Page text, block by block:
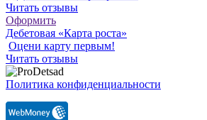
Читать отзывы
Оформить
Дебетовая «Карта роста»
Оцени карту первым!
Читать отзывы
Политика конфиденциальности